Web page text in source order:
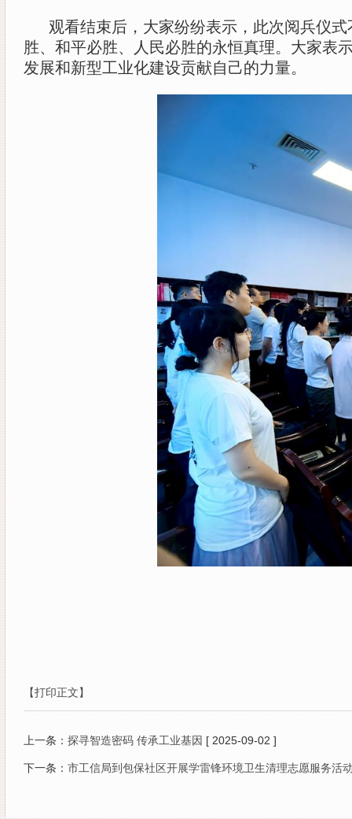
观看结束后，大家纷纷表示，此次阅兵仪
胜、和平必胜、人民必胜的永恒真理。大家表
发展和新型工业化建设贡献自己的力量。
【打印正文】
上一条： 探寻智造密码 传承工业基因 [ 2025-09-02 ]
下一条： 市工信局到包保社区开展学雷锋环境卫生清理志愿服务活